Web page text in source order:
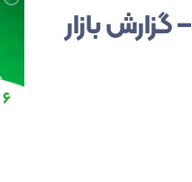
📊 شاخص بورس امروز ۶ اسفند ۱۴۰۴ – گزارش بازار